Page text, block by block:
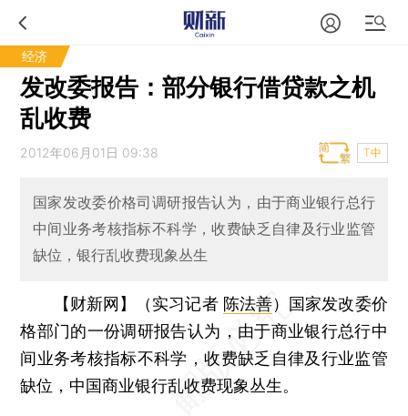
经济
发改委报告：部分银行借贷款之机
乱收费
2012年06月01日 09:38 T中
国家发改委价格司调研报告认为，由于商业银行总行
中间业务考核指标不科学，收费缺乏自律及行业监管
缺位，银行乱收费现象丛生
【财新网】（实习记者 陈法善） 国家发改委价
格部门的一份调研报告认为，由于商业银行总行中
间业务考核指标不科学，收费缺乏自律及行业监管
缺位，中国商业银行乱收费现象丛生。